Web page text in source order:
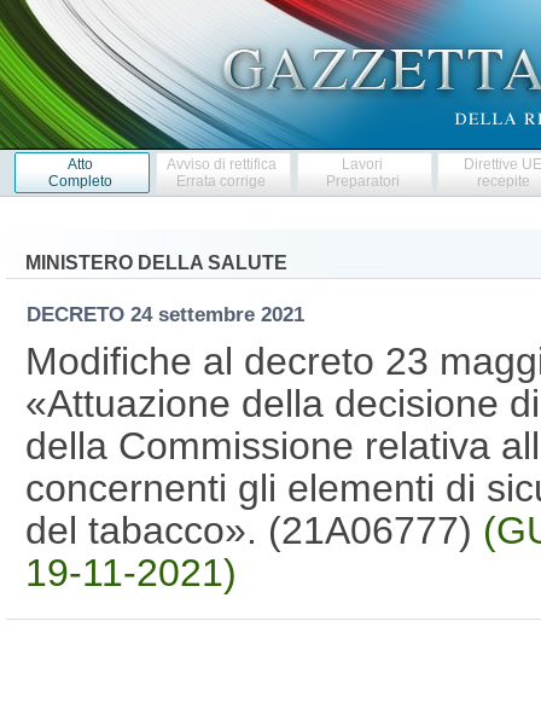
Atto
Completo
Avviso di rettifica
Errata corrige
Lavori
Preparatori
Direttive
recepite
MINISTERO DELLA SALUTE
DECRETO 24 settembre 2021
Modifiche al decreto 23
«Attuazione della decisione
della Commissione relativa
concernenti gli elementi di
del tabacco». (21A06777)
19-11-2021)